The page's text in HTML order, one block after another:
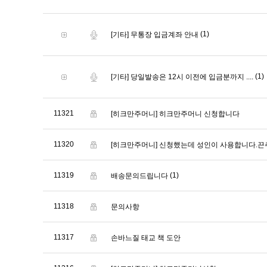
[기타] 무통장 입금계좌 안내 (1)
[기타] 당일발송은 12시 이전에 입금분까지 .... (1)
11321 [히크만주머니] 히크만주머니 신청합니다
11320 [히크만주머니] 신청했는데 성인이 사용합니다.끈
11319 배송문의드립니다 (1)
11318 문의사항
11317 손바느질 태교 책 도안